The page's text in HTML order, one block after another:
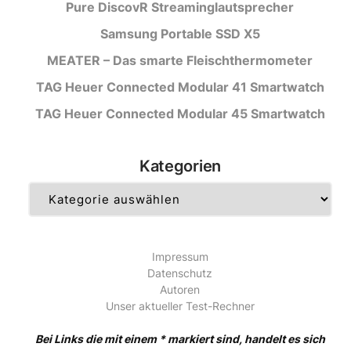
Pure DiscovR Streaminglautsprecher
Samsung Portable SSD X5
MEATER – Das smarte Fleischthermometer
TAG Heuer Connected Modular 41 Smartwatch
TAG Heuer Connected Modular 45 Smartwatch
Kategorien
Impressum
Datenschutz
Autoren
Unser aktueller Test-Rechner
Bei Links die mit einem * markiert sind, handelt es sich